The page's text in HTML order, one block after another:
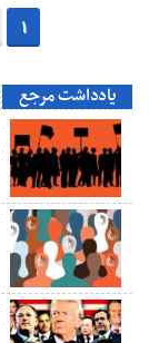
1
یادداشت مرجع